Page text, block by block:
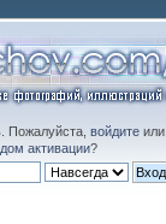
. Пожалуйста, войдитеили
активации?